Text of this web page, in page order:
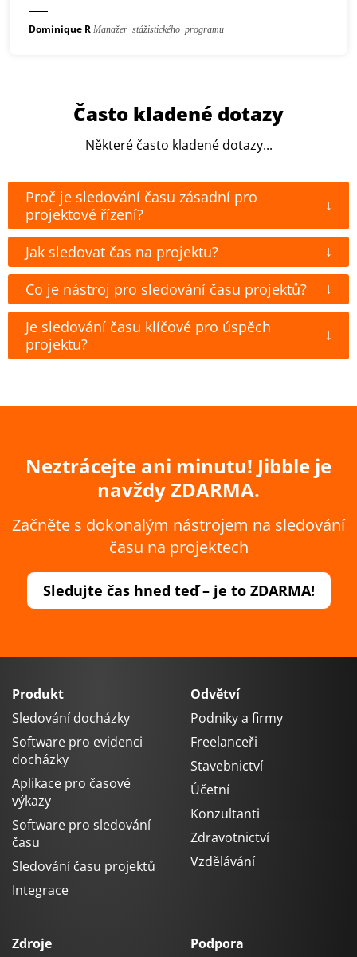
Dominique R Manažer stážistického programu
Často kladené dotazy
Některé často kladené dotazy...
Proč je sledování času zásadní pro
projektové řízení?
↓
Jak sledovat čas na projektu? ↓
Co je nástroj pro sledování času projektů? ↓
Je sledování času klíčové pro úspěch
projektu?
↓
Neztrácejte ani minutu! Jibble je
navždy ZDARMA.
Začněte s dokonalým nástrojem na sledování
času na projektech
Sledujte čas hned teď – je to ZDARMA!
Produkt
Sledování docházky
Software pro evidenci
docházky
Aplikace pro časové
výkazy
Software pro sledování
času
Sledování času projektů
Integrace
Odvětví
Podniky a firmy
Freelanceři
Stavebnictví
Účetní
Konzultanti
Zdravotnictví
Vzdělávání
Zdroje
Podpora